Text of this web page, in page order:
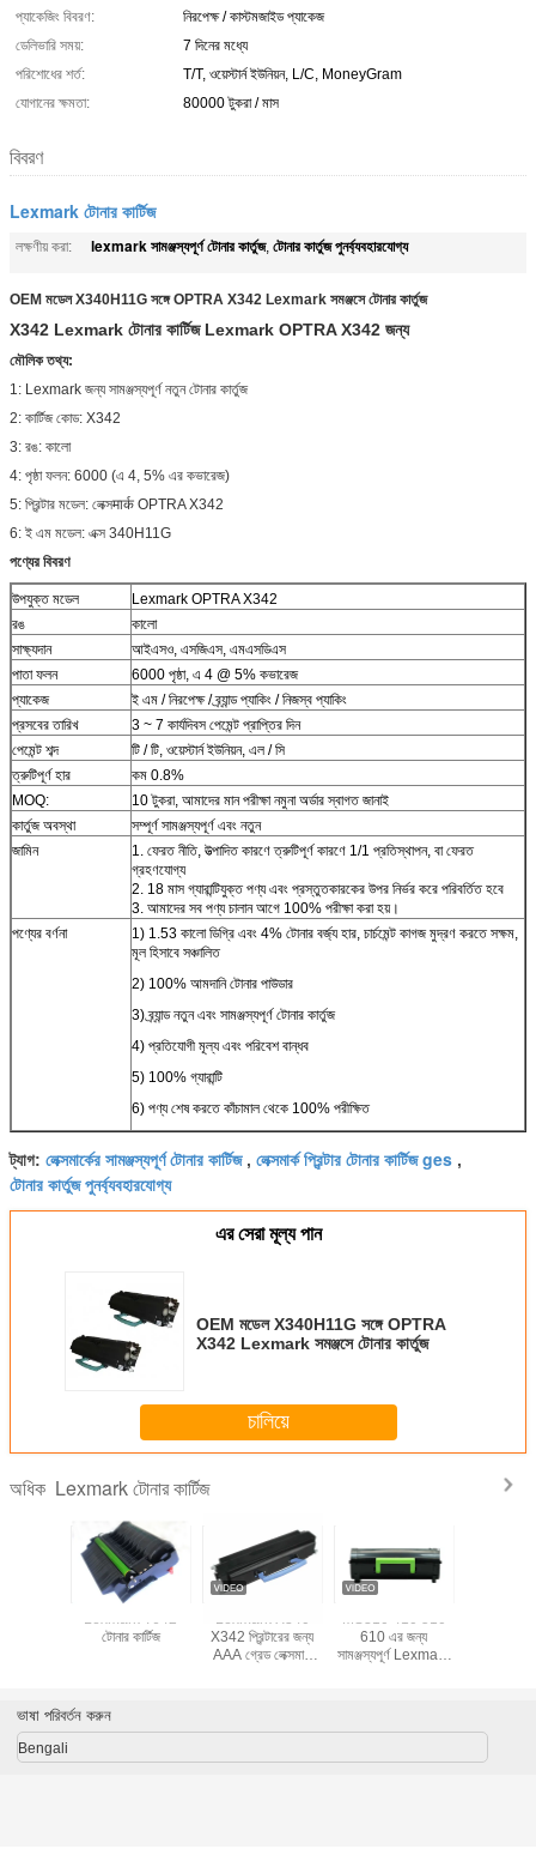
প্যাকেজিং বিবরণ:
নিরপেক্ষ / কাস্টমজাইড প্যাকেজ
ডেলিভারি সময়:
7 দিনের মধ্যে
পরিশোধের শর্ত:
T/T, ওয়েস্টার্ন ইউনিয়ন, L/C, MoneyGram
যোগানের ক্ষমতা:
80000 টুকরা / মাস
বিবরণ
Lexmark টোনার কার্টিজ
লক্ষণীয় করা: lexmark সামঞ্জস্যপূর্ণ টোনার কার্তুজ, টোনার কার্তুজ পুনর্ব্যবহারযোগ্য
OEM মডেল X340H11G সঙ্গে OPTRA X342 Lexmark সমঞ্জসে টোনার কার্তুজ
X342 Lexmark টোনার কার্টিজ Lexmark OPTRA X342 জন্য
মৌলিক তথ্য:
1: Lexmark জন্য সামঞ্জস্যপূর্ণ নতুন টোনার কার্তুজ
2: কার্টিজ কোড: X342
3: রঙ: কালো
4: পৃষ্ঠা ফলন: 6000 (এ 4, 5% এর কভারেজ)
5: প্রিন্টার মডেল: লেক্সमार्क OPTRA X342
6: ই এম মডেল: এক্স 340H11G
পণ্যের বিবরণ
উপযুক্ত মডেল
Lexmark OPTRA X342
রঙ
কালো
সাক্ষ্যদান
আইএসও, এসজিএস, এমএসডিএস
পাতা ফলন
6000 পৃষ্ঠা, এ 4 @ 5% কভারেজ
প্যাকেজ
ই এম / নিরপেক্ষ / ব্র্যান্ড প্যাকিং / নিজস্ব প্যাকিং
প্রসবের তারিখ
3 ~ 7 কার্যদিবস পেমেন্ট প্রাপ্তির দিন
পেমেন্ট শব্দ
টি / টি, ওয়েস্টার্ন ইউনিয়ন, এল / সি
ত্রুটিপূর্ণ হার
কম 0.8%
MOQ:
10 টুকরা, আমাদের মান পরীক্ষা নমুনা অর্ডার স্বাগত জানাই
কার্তুজ অবস্থা
সম্পূর্ণ সামঞ্জস্যপূর্ণ এবং নতুন
জামিন
1. ফেরত নীতি, উত্পাদিত কারণে ত্রুটিপূর্ণ কারণে 1/1 প্রতিস্থাপন, বা ফেরত
গ্রহণযোগ্য
2. 18 মাস গ্যারান্টিযুক্ত পণ্য এবং প্রস্তুতকারকের উপর নির্ভর করে পরিবর্তিত হবে
3. আমাদের সব পণ্য চালান আগে 100% পরীক্ষা করা হয়।
পণ্যের বর্ণনা
1) 1.53 কালো ডিগ্রি এবং 4% টোনার বর্জ্য হার, চার্চমেন্ট কাগজ মুদ্রণ করতে সক্ষম,
মূল হিসাবে সঞ্চালিত
2) 100% আমদানি টোনার পাউডার
3) ব্র্যান্ড নতুন এবং সামঞ্জস্যপূর্ণ টোনার কার্তুজ
4) প্রতিযোগী মূল্য এবং পরিবেশ বান্ধব
5) 100% গ্যারান্টি
6) পণ্য শেষ করতে কাঁচামাল থেকে 100% পরীক্ষিত
ট্যাগ: লেক্সমার্কের সামঞ্জস্যপূর্ণ টোনার কার্টিজ, লেক্সমার্ক প্রিন্টার টোনার কার্টিজ ges ,
টোনার কার্তুজ পুনর্ব্যবহারযোগ্য
এর সেরা মূল্য পান
OEM মডেল X340H11G সঙ্গে OPTRA
X342 Lexmark সমঞ্জসে টোনার কার্তুজ
চালিয়ে
অধিক Lexmark টোনার কার্টিজ
Lexmark T642
টোনার কার্টিজ
Lexmark X340
X342 প্রিন্টারের জন্য
AAA গ্রেড লেক্সমার্ক
MS310 410 510
610 এর জন্য
সামঞ্জস্যপূর্ণ Lexmark
ভাষা পরিবর্তন করুন
Bengali